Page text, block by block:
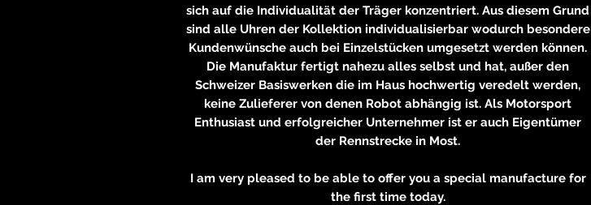
sich auf die Individualität der Träger konzentriert. Aus diesem Grund
sind alle Uhren der Kollektion individualisierbar wodurch besondere
Kundenwünsche auch bei Einzelstücken umgesetzt werden können.
Die Manufaktur fertigt nahezu alles selbst und hat, außer den
Schweizer Basiswerken die im Haus hochwertig veredelt werden,
keine Zulieferer von denen Robot abhängig ist. Als Motorsport
Enthusiast und erfolgreicher Unternehmer ist er auch Eigentümer
der Rennstrecke in Most.
I am very pleased to be able to offer you a special manufacture for
the first time today.